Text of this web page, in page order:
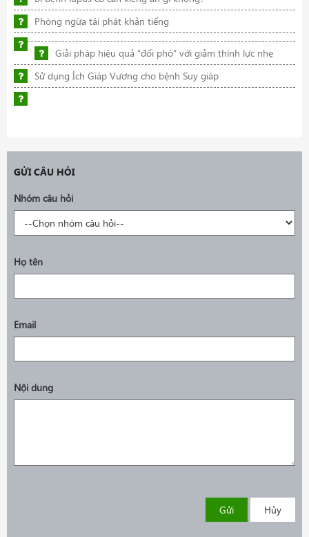
Phòng ngừa tái phát khản tiếng
Giải pháp hiệu quả “đối phó” với giảm thính lực nhẹ
Sử dụng Ích Giáp Vương cho bệnh Suy giáp
GỬI CÂU HỎI
Nhóm câu hỏi
Họ tên
Email
Nội dung
Gửi Hủy